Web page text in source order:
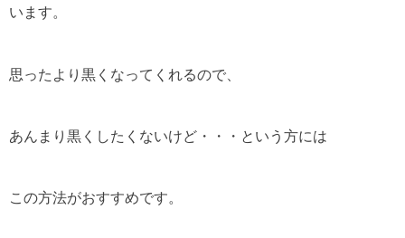
います。
思ったより黒くなってくれるので、
あんまり黒くしたくないけど・・・という方には
この方法がおすすめです。